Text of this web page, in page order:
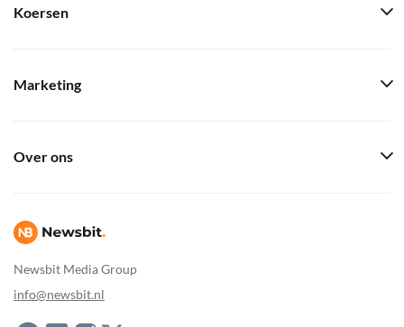
Newsbit Media Group
info@newsbit.nl
Koersen
Marketing
Over ons